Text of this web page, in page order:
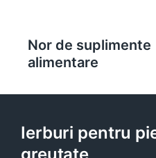
Nor de suplimente
alimentare
Ierburi pentru